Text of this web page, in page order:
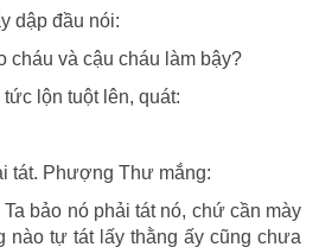
dập đầu nói:
cháu và cậu cháu làm bậy?
lộn tuột lên, quát:
tát. Phượng Thư mắng:
bảo nó phải tát nó, chứ cần mày
nào tự tát lấy thằng ấy cũng chưa